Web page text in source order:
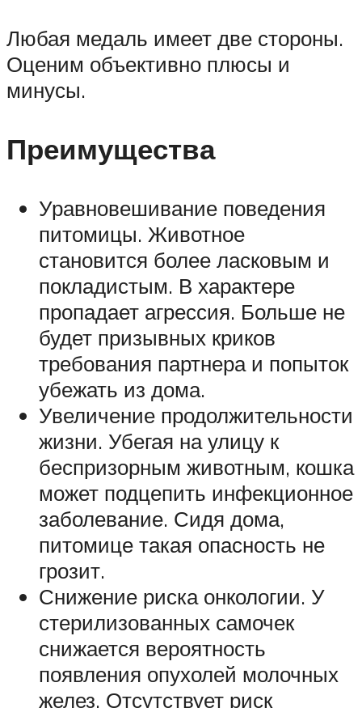
Любая медаль имеет две стороны.
Оценим объективно плюсы и
минусы.
Преимущества
Уравновешивание поведения
питомицы. Животное
становится более ласковым и
покладистым. В характере
пропадает агрессия. Больше не
будет призывных криков
требования партнера и попыток
убежать из дома.
Увеличение продолжительности
жизни. Убегая на улицу к
беспризорным животным, кошка
может подцепить инфекционное
заболевание. Сидя дома,
питомице такая опасность не
грозит.
Снижение риска онкологии. У
стерилизованных самочек
снижается вероятность
появления опухолей молочных
желез. Отсутствует риск